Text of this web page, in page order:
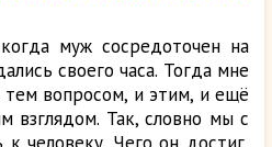
муж сосредоточен на
своего часа. Тогда мне
тем вопросом, и этим, и ещё
Так, словно мы с